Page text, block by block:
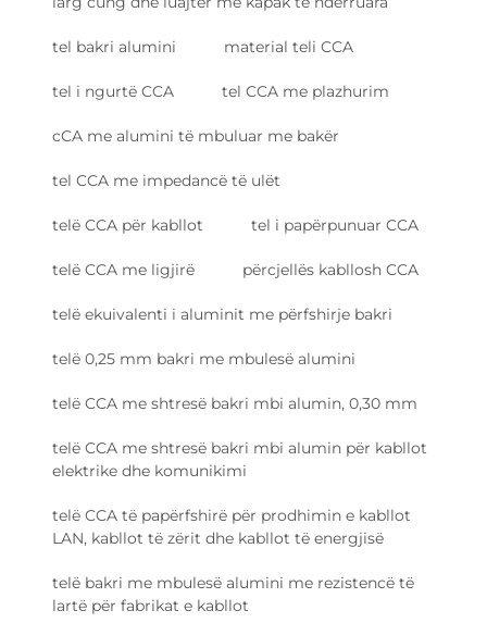
tel bakri alumini material teli CCA
tel i ngurtë CCA tel CCA me plazhurim
cCA me alumini të mbuluar me bakër
tel CCA me impedancë të ulët
telë CCA për kabllot tel i papërpunuar CCA
telë CCA me ligjirë përcjellës kabllosh CCA
telë ekuivalenti i aluminit me përfshirje bakri
telë 0,25 mm bakri me mbulesë alumini
telë CCA me shtresë bakri mbi alumin, 0,30 mm
telë CCA me shtresë bakri mbi alumin për kabllot
elektrike dhe komunikimi
telë CCA të papërfshirë për prodhimin e kabllot
LAN, kabllot të zërit dhe kabllot të energjisë
telë bakri me mbulesë alumini me rezistencë të
lartë për fabrikat e kabllot